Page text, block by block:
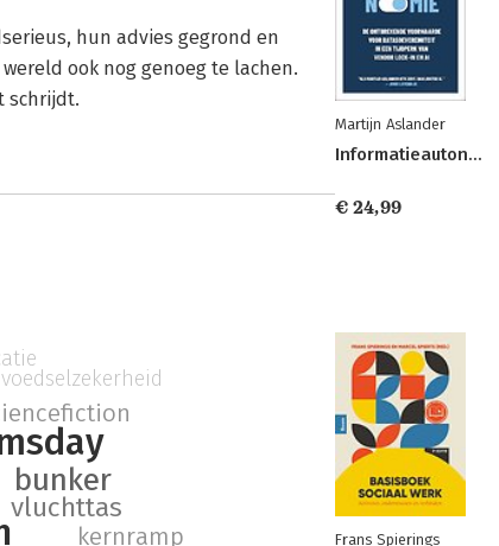
hun advies gegrond en
ook nog genoeg te lachen.
schrijdt.
bunker
vluchttas
kernramp
voedselzekerheid
Martijn Aslander
Informatieautonomie
€ 24,99
Frans Spierings